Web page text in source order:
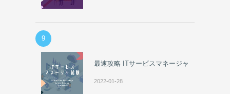
9
最速攻略 ITサービスマネージャ
2022-01-28